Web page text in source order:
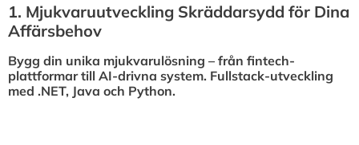
1.⁠ ⁠Mjukvaruutveckling Skräddarsydd för Dina
Affärsbehov
Bygg din unika mjukvarulösning – från fintech-
plattformar till AI-drivna system. Fullstack-utveckling
med .NET, Java och Python.